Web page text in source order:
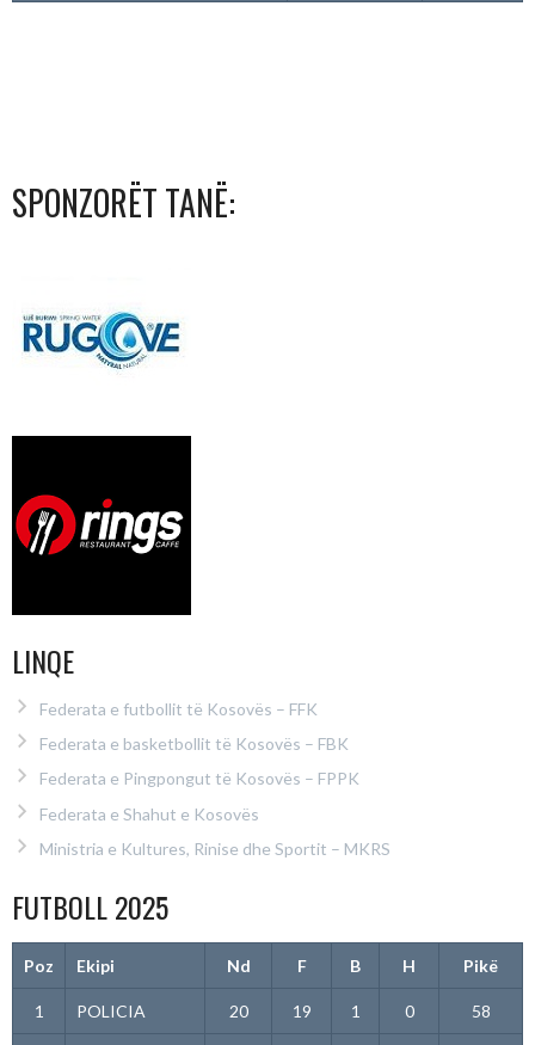
SPONZORËT TANË:
LINQE
Federata e futbollit të Kosovës – FFK
Federata e basketbollit të Kosovës – FBK
Federata e Pingpongut të Kosovës – FPPK
Federata e Shahut e Kosovës
Ministria e Kultures, Rinise dhe Sportit – MKRS
FUTBOLL 2025
Poz Ekipi Nd F B H Pikë
1 POLICIA 20 19 1 0 58